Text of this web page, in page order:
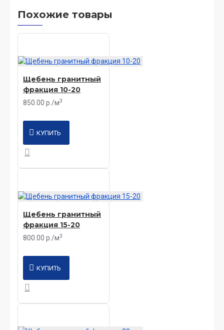
Похожие товары
Щебень гранитный
фракция 10-20
850.00 р./м3
КУПИТЬ
Щебень гранитный
фракция 15-20
800.00 р./м3
КУПИТЬ